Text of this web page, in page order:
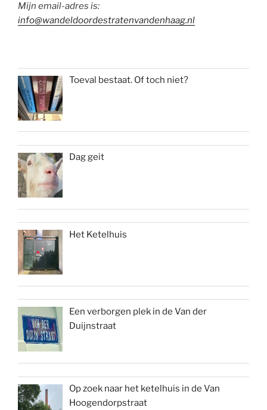
Mijn email-adres is:
info@wandeldoordestratenvandenhaag.nl
Toeval bestaat. Of toch niet?
Dag geit
Het Ketelhuis
Een verborgen plek in de Van der
Duijnstraat
Op zoek naar het ketelhuis in de Van
Hoogendorpstraat